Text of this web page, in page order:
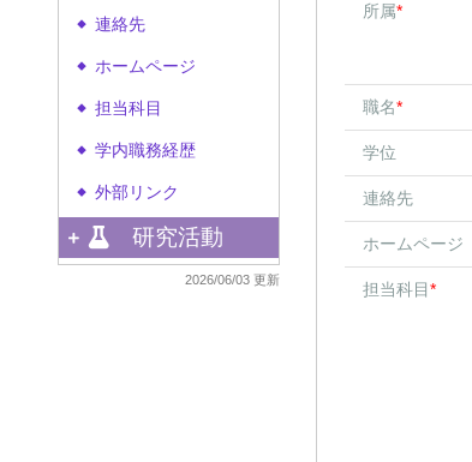
◆ 連絡先
◆ ホームページ
◆ 担当科目
◆ 学内職務経歴
◆ 外部リンク
研究活動
2026/06/03 更新
所属*
職名*
学位
連絡先
ホームページ
担当科目*